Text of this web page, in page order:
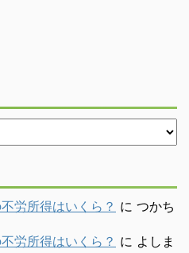
労所得はいくら？ に つかち
労所得はいくら？ に よしま